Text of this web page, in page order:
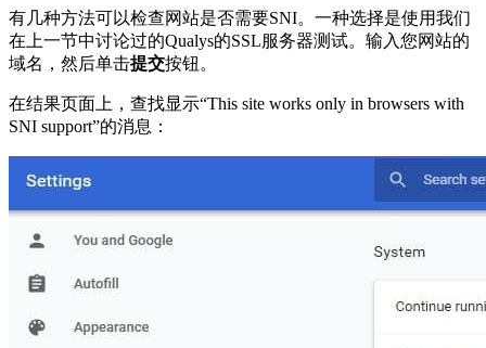
有几种方法可以检查网站是否需要SNI。一种选择是使用我们
在上一节中讨论过的Qualys的SSL服务器测试。输入您网站的
域名，然后单击提交按钮。
在结果页面上，查找显示“This site works only in browsers with
SNI support”的消息：